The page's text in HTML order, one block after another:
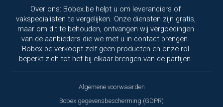
Over ons: Bobex.be helpt u om leveranciers of
vakspecialisten te vergelijken. Onze diensten zijn gratis,
maar om dit te behouden, ontvangen wij vergoedingen
van de aanbieders die we met u in contact brengen.
Bobex.be verkoopt zelf geen producten en onze rol
beperkt zich tot het bij elkaar brengen van de partijen.
Algemene voorwaarden
Bobex gegevensbescherming (GDPR)